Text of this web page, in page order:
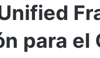
para el